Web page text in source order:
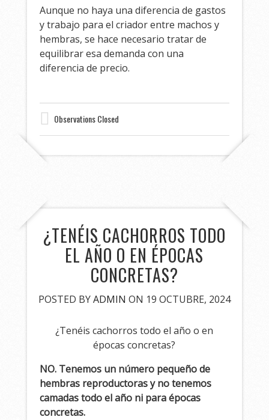
Aunque no haya una diferencia de gastos
y trabajo para el criador entre machos y
hembras, se hace necesario tratar de
equilibrar esa demanda con una
diferencia de precio.
Observations Closed
¿TENÉIS CACHORROS TODO
EL AÑO O EN ÉPOCAS
CONCRETAS?
POSTED BYADMIN ON 19 OCTUBRE, 2024
¿Tenéis cachorros todo el año o en
épocas concretas?
NO. Tenemos un número pequeño de
hembras reproductoras y no tenemos
camadas todo el año ni para épocas
concretas.